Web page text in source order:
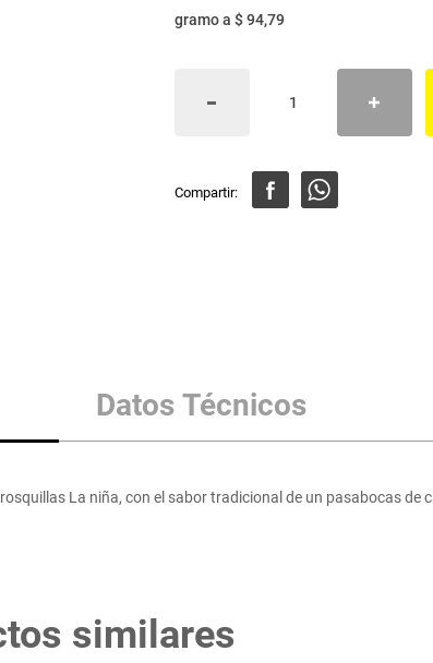
gramoa $ 94,79
Datos Técnicos
La niña, con el sabor tradicional de un pasabocas de
similares